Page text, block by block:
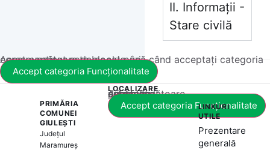
II. Informații -
Stare civilă
Acest conținut este blocat până când acceptați categoria corespunzătoare de cookie-uri.
Accept categoria Funcționalitate
PRIMĂRIA
COMUNEI
GIULEȘTI
Județul
Maramureș
LOCALIZARE
Acest conținut este blocat până când acceptați categoria corespunzătoare de cookie-uri.
Accept categoria Funcționalitate
LINKURI
UTILE
Prezentare
generală